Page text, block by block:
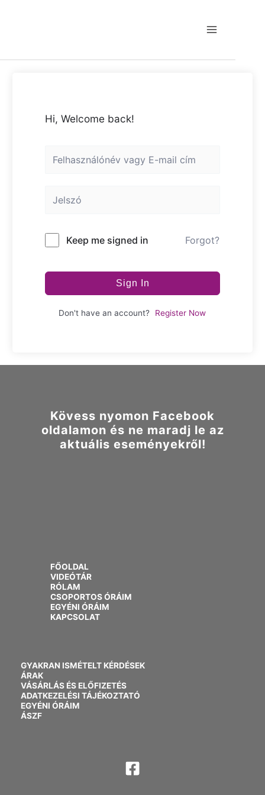
Hi, Welcome back!
Keep me signed in Forgot?
Sign In
Don't have an account? Register Now
Kövess nyomon Facebook
oldalamon és ne maradj le az
aktuális eseményekről!
FŐOLDAL
VIDEÓTÁR
RÓLAM
CSOPORTOS ÓRÁIM
EGYÉNI ÓRÁIM
KAPCSOLAT
GYAKRAN ISMÉTELT KÉRDÉSEK
ÁRAK
VÁSÁRLÁS ÉS ELŐFIZETÉS
ADATKEZELÉSI TÁJÉKOZTATÓ
EGYÉNI ÓRÁIM
ÁSZF